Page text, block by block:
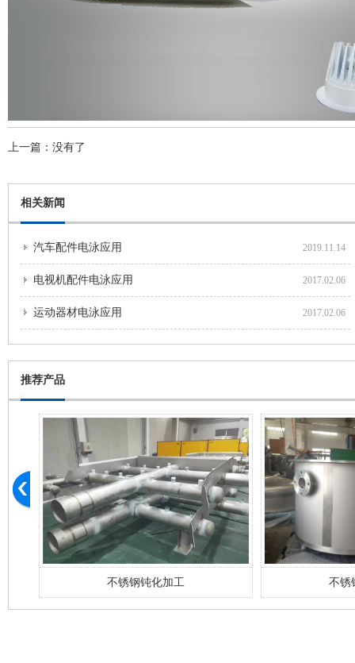
上一篇：没有了
相关新闻
汽车配件电泳应用 2019.11.14
电视机配件电泳应用 2017.02.06
运动器材电泳应用 2017.02.06
推荐产品
不锈钢钝化加工 不锈